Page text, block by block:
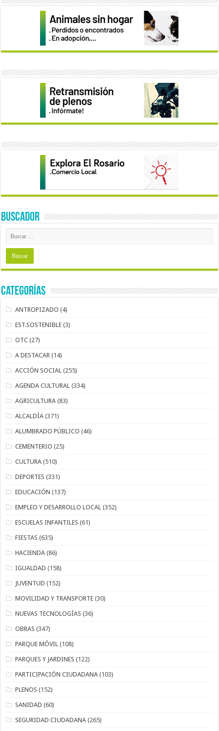
BUSCADOR
Categorías
ANTROPIZADO (4)
EST.SOSTENIBLE (3)
OTC (27)
A DESTACAR (14)
ACCIÓN SOCIAL (255)
AGENDA CULTURAL (334)
AGRICULTURA (83)
ALCALDÍA (371)
ALUMBRADO PÚBLICO (46)
CEMENTERIO (25)
CULTURA (510)
DEPORTES (331)
EDUCACIÓN (137)
EMPLEO Y DESARROLLO LOCAL (352)
ESCUELAS INFANTILES (61)
FIESTAS (635)
HACIENDA (86)
IGUALDAD (158)
JUVENTUD (152)
MOVILIDAD Y TRANSPORTE (30)
NUEVAS TECNOLOGÍAS (36)
OBRAS (347)
PARQUE MÓVIL (108)
PARQUES Y JARDINES (122)
PARTICIPACIÓN CIUDADANA (103)
PLENOS (152)
SANIDAD (60)
SEGURIDAD CIUDADANA (265)